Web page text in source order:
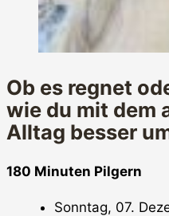
Ob es regnet
wie du mit dem
Alltag besser
180 Minuten Pilgern
Sonntag, 07.